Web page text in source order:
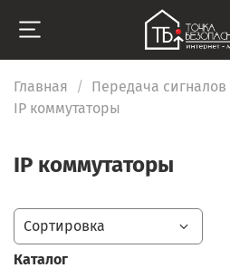
Главная Передача сигналов
IP коммутаторы
IP коммутаторы
Каталог